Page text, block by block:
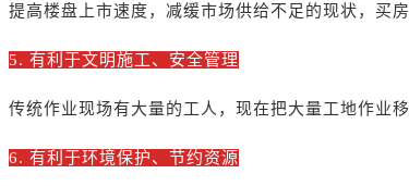
提高楼盘上市速度，减缓市场供给不足的现状，买
5. 有利于文明施工、安全管理
传统作业现场有大量的工人，现在把大量工地作业
6. 有利于环境保护、节约资源